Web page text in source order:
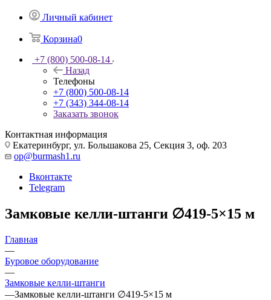
Личный кабинет
Корзина0
+7 (800) 500-08-14
Назад
Телефоны
+7 (800) 500-08-14
+7 (343) 344-08-14
Заказать звонок
Контактная информация
Екатеринбург, ул. Большакова 25, Секция 3, оф. 203
op@burmash1.ru
Вконтакте
Telegram
Замковые келли-штанги ∅419-5×15 м
Главная
—
Буровое оборудование
—
Замковые келли-штанги
—Замковые келли-штанги ∅419-5×15 м